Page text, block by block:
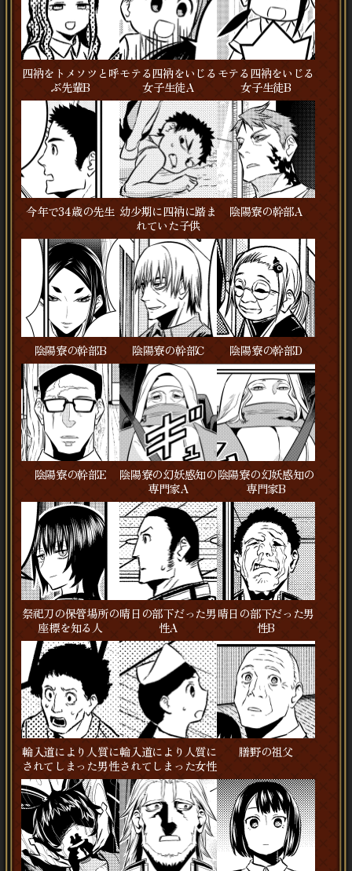
四衲をトメソツと呼
ぶ先輩B
モテる四衲をいじる
女子生徒A
モテる四衲をいじる
女子生徒B
今年で34歳の先生 幼少期に四衲に踏ま
れていた子供
陰陽寮の幹部A
陰陽寮の幹部B 陰陽寮の幹部C 陰陽寮の幹部D
陰陽寮の幹部E
陰陽寮の幻妖感知の
専門家A
陰陽寮の幻妖感知の
専門家B
祭祀刀の保管場所の
座標を知る人
晴日の部下だった男
性A
晴日の部下だった男
性B
輪入道により人質に
されてしまった男性
輪入道により人質に
されてしまった女性
膳野の祖父